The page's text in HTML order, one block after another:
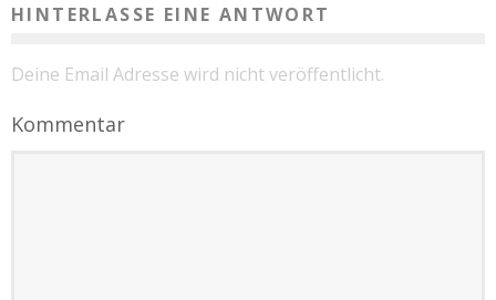
HINTERLASSE EINE ANTWORT
Deine Email Adresse wird nicht veröffentlicht.
Kommentar